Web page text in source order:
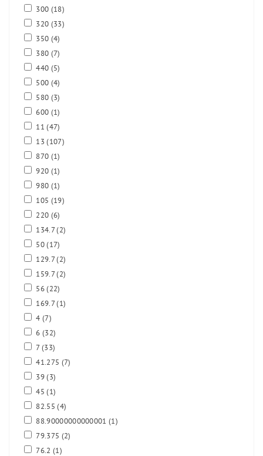
300 (18)
320 (33)
350 (4)
380 (7)
440 (5)
500 (4)
580 (3)
600 (1)
11(47)
13(107)
870 (1)
920 (1)
980 (1)
105 (19)
220 (6)
134.7(2)
50(17)
129.7(2)
159.7(2)
56(22)
169.7(1)
4 (7)
6 (32)
7(33)
41.275 (7)
39(3)
45(1)
82.55(4)
88.90000000000001(1)
79.375 (2)
76.2 (1)